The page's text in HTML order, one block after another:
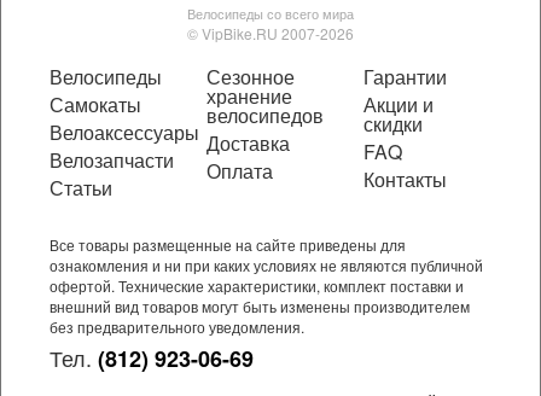
Велосипеды со всего мира
© VipBike.RU 2007-2026
Велосипеды
Самокаты
Велоаксессуары
Велозапчасти
Статьи
Сезонное
хранение
велосипедов
Доставка
Оплата
Гарантии
Акции и
скидки
FAQ
Контакты
Все товары размещенные на сайте приведены для
ознакомления и ни при каких условиях не являются публичной
офертой. Технические характеристики, комплект поставки и
внешний вид товаров могут быть изменены производителем
без предварительного уведомления.
Тел. (812) 923-06-69